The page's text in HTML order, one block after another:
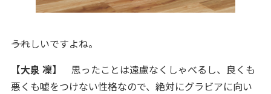
――うれしいですよね。
【大泉 凜】
思ったことは遠慮なくしゃべるし、良くも
悪くも嘘をつけない性格なので、絶対にグラビアに向い